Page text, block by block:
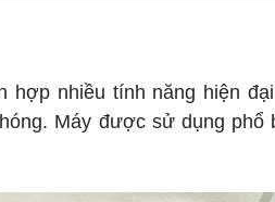
hợp nhiều tính năng hiện
Máy được sử dụng phổ